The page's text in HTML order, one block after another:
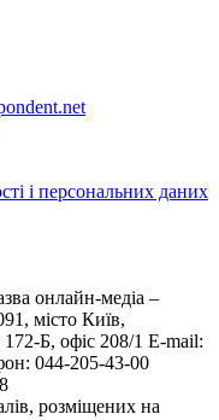
і персональних даних
онлайн-медіа –
місто Київ,
Б, офіс 208/1 E-mail:
044-205-43-00
розміщених на